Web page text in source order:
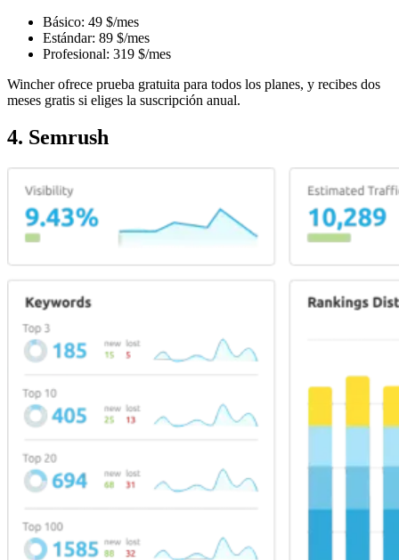
Básico: 49 $/mes
Estándar: 89 $/mes
Profesional: 319 $/mes
Wincher ofrece prueba gratuita para todos los planes, y recibes dos
meses gratis si eliges la suscripción anual.
4. Semrush